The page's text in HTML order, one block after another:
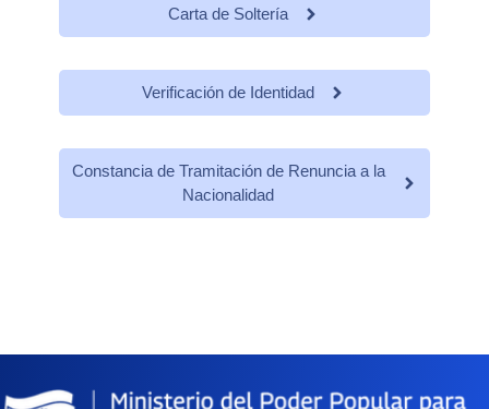
Carta de Soltería
Verificación de Identidad
Constancia de Tramitación de Renuncia a la
Nacionalidad